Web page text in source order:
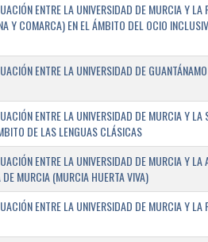
ENTRE LA UNIVERSIDAD DE MURCIA Y
Y COMARCA) EN EL ÁMBITO DEL OCIO
ENTRE LA UNIVERSIDAD DE
ENTRE LA UNIVERSIDAD DE MURCIA Y LA
DE LAS LENGUAS CLÁSICAS
ENTRE LA UNIVERSIDAD DE MURCIA Y LA
MURCIA (MURCIA HUERTA VIVA)
ENTRE LA UNIVERSIDAD DE MURCIA Y LA